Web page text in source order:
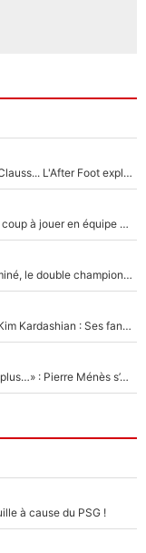
Mason Greenwood, Roberto De Zerbi, Jonathan Clauss... L'After Foot explique pourquoi Medhi Benatia a craqué à l'OM !
Un joueur snobé par Didier Deschamps a un gros coup à jouer en équipe de France : Zinedine Zidane a trouvé son numéro 9 ?
Le PSG veut s'offrir une pépite de 16 ans : Déterminé, le double champion d'Europe en titre est prêt à lâcher 40M€ pour celui que l'on compare déjà à Vinicius Jr !
Lewis Hamilton poste de nouvelles photos avec Kim Kardashian : Ses fans le voient déjà redevenir champion du monde de F1 grâce à elle !
«Un très mauvais choix pour le PSG, je n’en peux plus…» : Pierre Ménès s’est complètement trompé avec Luis Enrique et ces déclarations le prouvent !
à cause du PSG !